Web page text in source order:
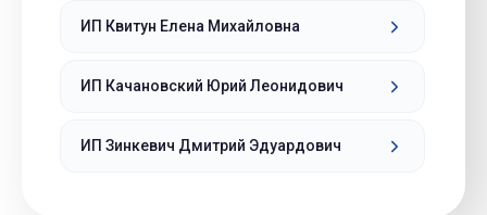
ИП Квитун Елена Михайловна
ИП Качановский Юрий Леонидович
ИП Зинкевич Дмитрий Эдуардович